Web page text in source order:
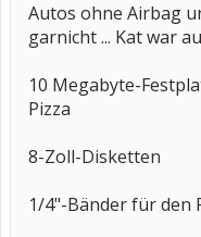
Autos ohne Airbag
garnicht ... Kat war
10 Megabyte-
Pizza
8-Zoll-Disketten
1/4"-Bänder für den